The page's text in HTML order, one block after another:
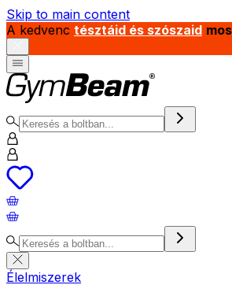
Skip to main content
A kedvenc tésztáid és szószaid
Élelmiszerek